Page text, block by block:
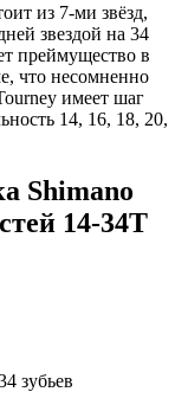
из 7-ми звёзд,
звездой на 34
преймущество в
что несомненно
имеет шаг
14, 16, 18, 20,
Shimano
14-34Т
зубьев